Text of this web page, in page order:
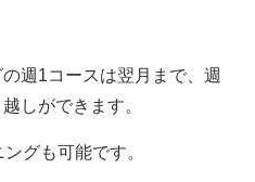
週1コースは翌月まで、週
しができます。
グも可能です。